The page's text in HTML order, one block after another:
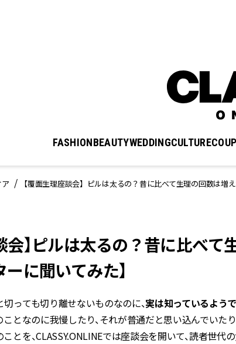
FASHIONBEAUTYWEDDINGCULTURE
【覆面生理座談会】ピルは太るの？昔に比べて生理の回数は増
会】ピルは太るの？昔に比べて
ーに聞いてみた】
っても切り離せないものなのに、実は知っているよう
ことなのに我慢したり、それが普通だと思い込んでいた
とを、CLASSY.ONLINEでは座談会を開いて、読者世代
BEAUTY Aug, 5, 2026
忙しい毎日に「うるおいタ